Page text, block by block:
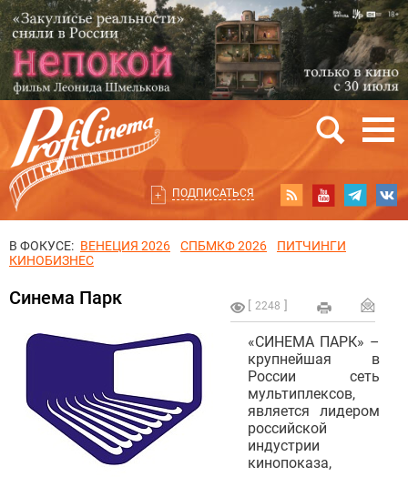
ПОДПИСАТЬСЯ
В ФОКУСЕ: ВЕНЕЦИЯ 2026 СПБМКФ 2026
ПИТЧИНГИ
КИНОБИЗНЕС
2248
Синема Парк
«СИНЕМА ПАРК» –
крупнейшая в
России сеть
мультиплексов,
является лидером
российской
индустрии
кинопоказа,